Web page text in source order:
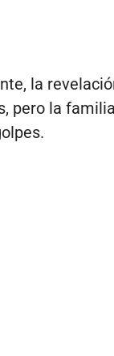
la
pero la